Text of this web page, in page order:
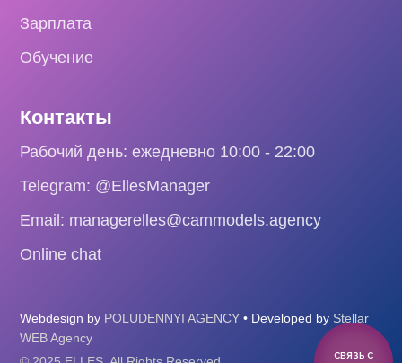
Зарплата
Обучение
Контакты
Рабочий день: ежедневно 10:00 - 22:00
Telegram: @EllesManager
Email: managerelles@cammodels.agency
Online chat
Webdesign by POLUDENNYI AGENCY • Developed by Stellar
WEB Agency
СВЯЗЬ С